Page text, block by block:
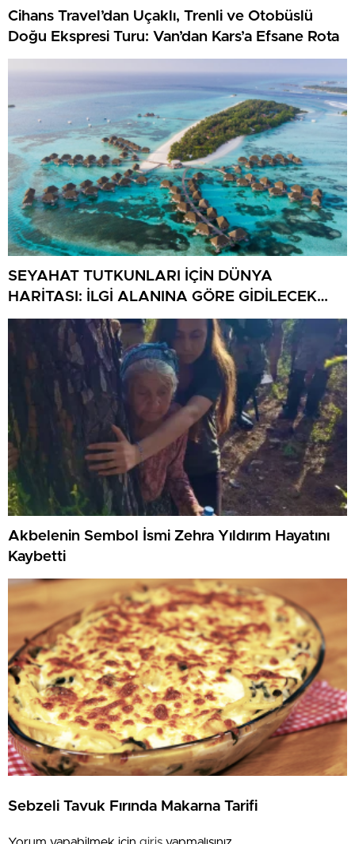
Cihans Travel’dan Uçaklı, Trenli ve Otobüslü
Doğu Ekspresi Turu: Van’dan Kars’a Efsane Rota
SEYAHAT TUTKUNLARI İÇİN DÜNYA
HARİTASI: İLGİ ALANINA GÖRE GİDİLECEK
ÜLKELER VE ŞEHİRLER
Akbelenin Sembol İsmi Zehra Yıldırım Hayatını
Kaybetti
Sebzeli Tavuk Fırında Makarna Tarifi